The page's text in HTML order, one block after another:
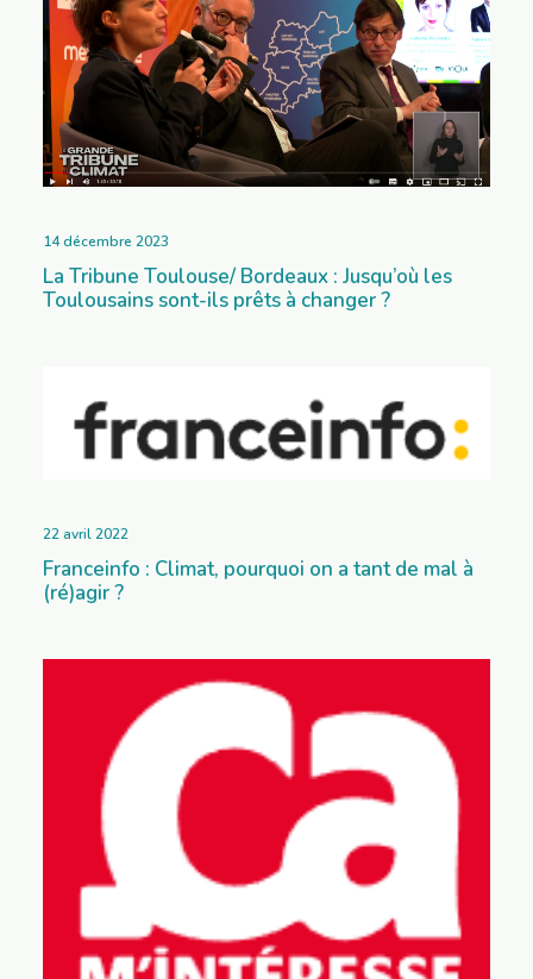
14 décembre 2023
La Tribune Toulouse/ Bordeaux : Jusqu’où les
Toulousains sont-ils prêts à changer ?
22 avril 2022
Franceinfo : Climat, pourquoi on a tant de mal à
(ré)agir ?